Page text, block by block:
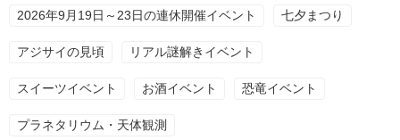
2026年9月19日～23日の連休開催イベント 七夕まつり
アジサイの見頃 リアル謎解きイベント
スイーツイベント お酒イベント 恐竜イベント
プラネタリウム・天体観測